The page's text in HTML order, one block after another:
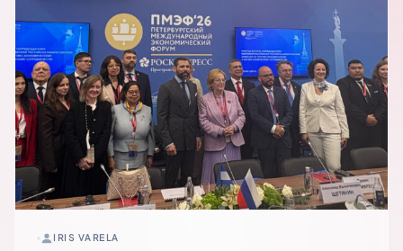
IRIS VARELA